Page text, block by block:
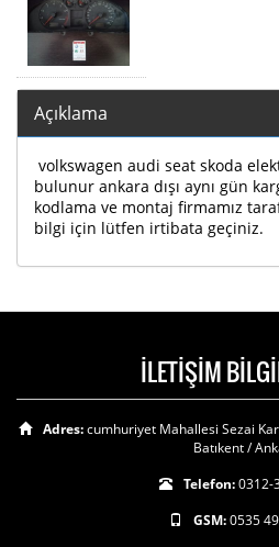
Açıklama
volkswagen audi seat skoda
bulunur ankara dışı aynı gün
kodlama ve montaj firmamız
bilgi için lütfen irtibata geçiniz.
İLETİŞİM
Adres:cumhuriyet Mahallesi Sezai
Batıkent /
Telefon:0312-
GSM:0535